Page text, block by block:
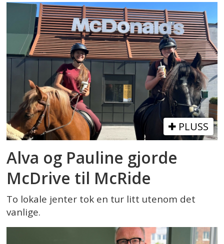
PLUSS
Alva og Pauline gjorde
McDrive til McRide
To lokale jenter tok en tur litt utenom det
vanlige.